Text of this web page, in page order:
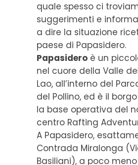
quale spesso ci
suggerimenti e
a dire la situazione
paese di Papasidero.
Papasidero è un
nel cuore della Valle
Lao, all’interno del
del Pollino, ed è il
la base operativa del
centro Rafting
A Papasidero,
Contrada Miralonga
Basiliani), a poco